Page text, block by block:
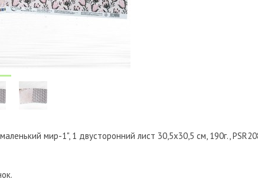
мир-1", 1 двусторонний лист 30,5х30,5 см, 190г.,